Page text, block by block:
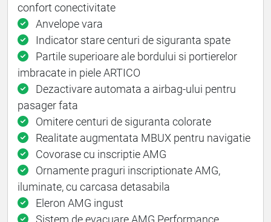
confort conectivitate
Anvelope vara
Indicator stare centuri de siguranta spate
Partile superioare ale bordului si portierelor
imbracate in piele ARTICO
Dezactivare automata a airbag-ului pentru
pasager fata
Omitere centuri de siguranta colorate
Realitate augmentata MBUX pentru navigatie
Covorase cu inscriptie AMG
Ornamente praguri inscriptionate AMG,
iluminate, cu carcasa detasabila
Eleron AMG ingust
Sistem de evacuare AMG Performance,